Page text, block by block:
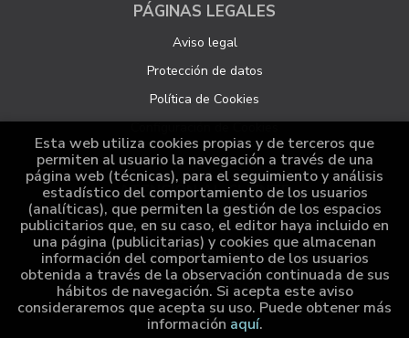
PÁGINAS LEGALES
Aviso legal
Protección de datos
Política de Cookies
ATENCIÓN AL CLIENTE
Quiénes somos
Pedidos especiales
Distribución
Esta web utiliza cookies propias y de terceros que
permiten al usuario la navegación a través de una
página web (técnicas), para el seguimiento y análisis
estadístico del comportamiento de los usuarios
(analíticas), que permiten la gestión de los espacios
publicitarios que, en su caso, el editor haya incluido en
una página (publicitarias) y cookies que almacenan
información del comportamiento de los usuarios
obtenida a través de la observación continuada de sus
hábitos de navegación. Si acepta este aviso
consideraremos que acepta su uso. Puede obtener más
información aquí.